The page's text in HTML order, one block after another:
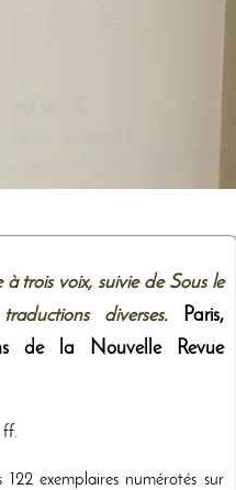
à trois voix, suivie de Sous le
diverses. Paris,
de la Nouvelle Revue
ff.
exemplaires numérotés sur